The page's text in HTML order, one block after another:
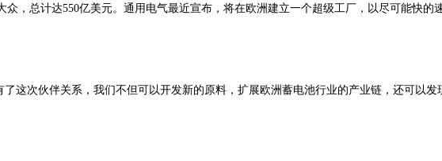
，总计达550亿美元。通用电气最近宣布，将在欧洲建立一个超级工厂，以尽可能快的
这次伙伴关系，我们不但可以开发新的原料，扩展欧洲蓄电池行业的产业链，还可以